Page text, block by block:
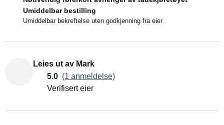
Umiddelbar bestilling
Umiddelbar bekreftelse uten godkjenning fra eier
Leies ut av Mark
5.0 (1 anmeldelse)
Verifisert eier